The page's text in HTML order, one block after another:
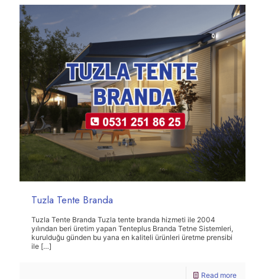
Tuzla Tente Branda
Tuzla Tente Branda Tuzla tente branda hizmeti ile 2004
yılından beri üretim yapan Tenteplus Branda Tetne Sistemleri,
kurulduğu günden bu yana en kaliteli ürünleri üretme prensibi
ile […]
Read more